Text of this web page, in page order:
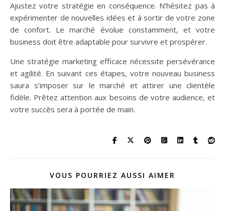
Ajustez votre stratégie en conséquence. N’hésitez pas à
expérimenter de nouvelles idées et à sortir de votre zone
de confort. Le marché évolue constamment, et votre
business doit être adaptable pour survivre et prospérer.
Une stratégie marketing efficace nécessite persévérance
et agilité. En suivant ces étapes, votre nouveau business
saura s’imposer sur le marché et attirer une clientèle
fidèle. Prêtez attention aux besoins de votre audience, et
votre succès sera à portée de main.
VOUS POURRIEZ AUSSI AIMER